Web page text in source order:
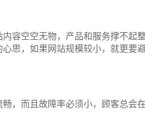
容空空无物，产品和服务撑不起
思，如果网站规模较小，就更要
，而且故障率必须小，顾客总会